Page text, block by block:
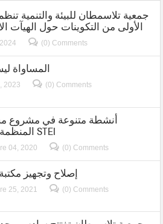
جمعية تلاسمطان للبيئة والتنمية
الأولى من التكوينات حول الهيآت
(0) Comments
المساواة
2023 (0) Comments
أنشطة متنوعة في مشروع
المنظمة الإسبانية STEI
04, 2020 (0) Comments
إصلاح وتجهيز
25, 2021 (0) Comments